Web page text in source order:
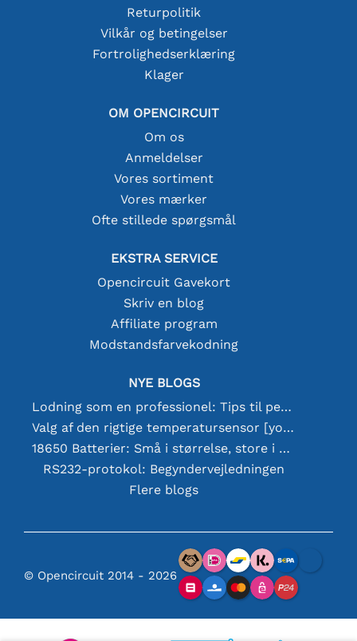
Returpolitik
Vilkår og betingelser
Fortrolighedserklæring
Klager
OM OPENCIRCUIT
Om os
Anmeldelser
Vores sortiment
Vores mærker
Ofte stillede spørgsmål
EKSTRA SERVICE
Opencircuit Gavekort
Skriv en blog
Affiliate program
Modstandsfarvekodning
NYE BLOGS
Lodning som en professionel: Tips til perfekte elektroniske forbindelser
Valg af den rigtige temperatursensor [youtube]
18650 Batterier: Små i størrelse, store i ydeevne
RS232-protokol: Begyndervejledningen
Flere blogs
© Opencircuit 2014 - 2026